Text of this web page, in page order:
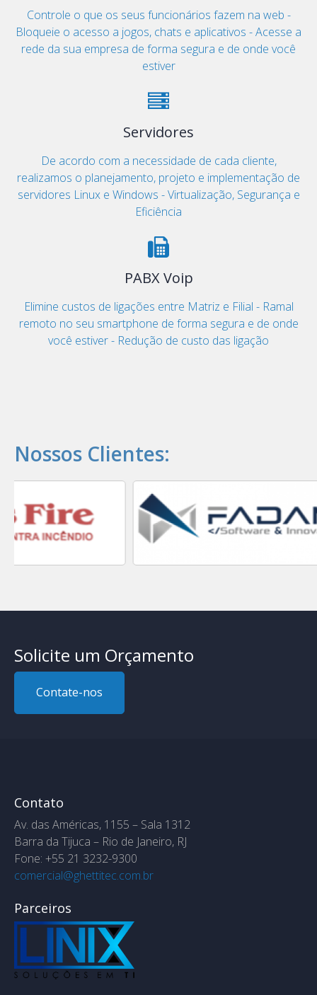
Controle o que os seus funcionários fazem na web -
Bloqueie o acesso a jogos, chats e aplicativos - Acesse a
rede da sua empresa de forma segura e de onde você
estiver
Servidores
De acordo com a necessidade de cada cliente,
realizamos o planejamento, projeto e implementação de
servidores Linux e Windows - Virtualização, Segurança e
Eficiência
PABX Voip
Elimine custos de ligações entre Matriz e Filial - Ramal
remoto no seu smartphone de forma segura e de onde
você estiver - Redução de custo das ligação
Nossos Clientes:
Solicite um Orçamento
Contate-nos
Contato
Av. das Américas, 1155 – Sala 1312
Barra da Tijuca – Rio de Janeiro, RJ
Fone: +55 21 3232-9300
comercial@ghettitec.com.br
Parceiros